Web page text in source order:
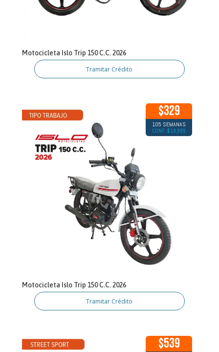
Motocicleta Islo Trip 150 C.C. 2026
Tramitar Crédito
$329
105 SEMANAS
CONT: $18,999
Motocicleta Islo Trip 150 C.C. 2026
Tramitar Crédito
$539